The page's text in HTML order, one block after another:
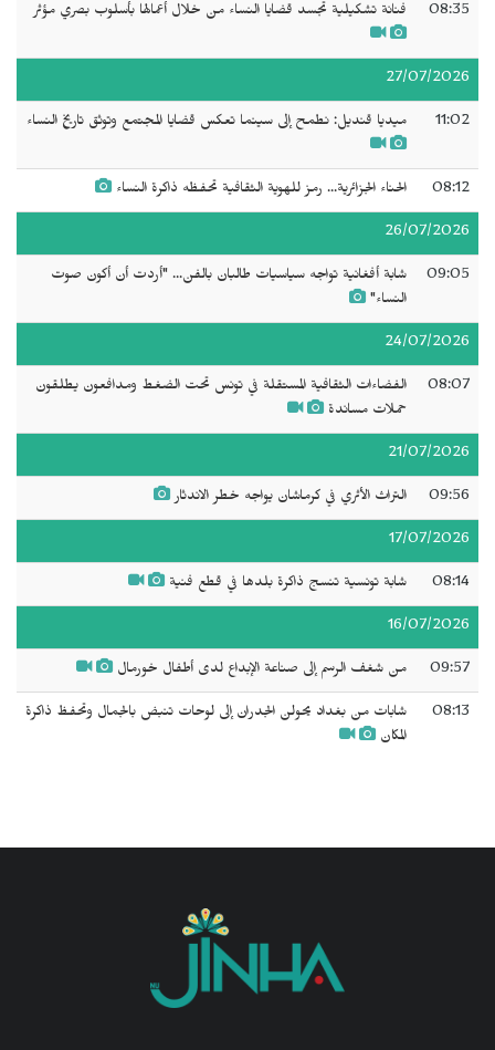
08:35 فنانة تشكيلية تجسد قضايا النساء من خلال أعمالها بأسلوب بصري مؤثر
27/07/2026
11:02 ميديا قنديل: نطمح إلى سينما تعكس قضايا المجتمع وتوثق تاريخ النساء
08:12 الحناء الجزائرية... رمز للهوية الثقافية تحفظه ذاكرة النساء
26/07/2026
09:05
شابة أفغانية تواجه سياسيات طالبان بالفن... "أردت أن أكون صوت
النساء"
24/07/2026
08:07
الفضاءات الثقافية المستقلة في تونس تحت الضغط ومدافعون يطلقون
حملات مساندة
21/07/2026
09:56 التراث الأثري في كرماشان يواجه خطر الاندثار
17/07/2026
08:14 شابة تونسية تنسج ذاكرة بلدها في قطع فنية
16/07/2026
09:57 من شغف الرسم إلى صناعة الإبداع لدى أطفال خورمال
08:13
شابات من بغداد يحولن الجدران إلى لوحات تنبض بالجمال وتحفظ ذاكرة
المكان